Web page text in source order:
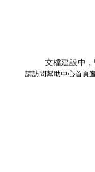
文檔建設中
請訪問幫助中心首頁